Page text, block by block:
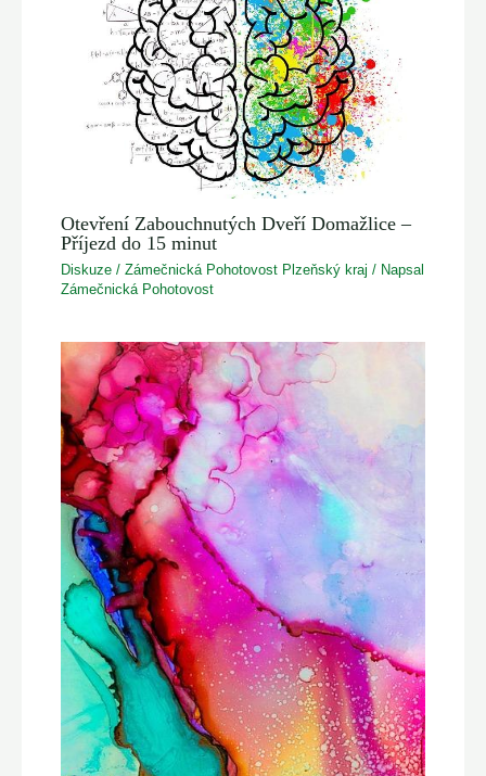
Otevření Zabouchnutých Dveří Domažlice –
Příjezd do 15 minut
Diskuze /Zámečnická Pohotovost Plzeňský kraj / Napsal
Zámečnická Pohotovost